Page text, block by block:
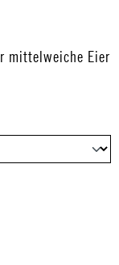
mittelweiche Eier